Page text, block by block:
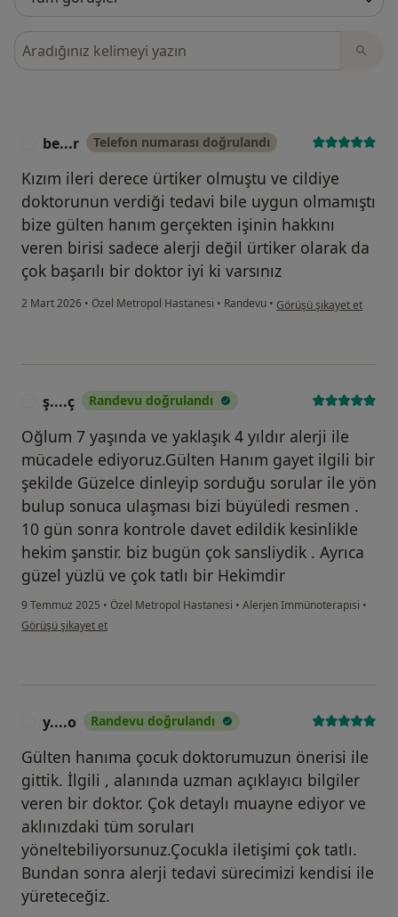
Görüşler içerisinde ara
be...r Telefon numarası doğrulandı
Kızım ileri derece ürtiker olmuştu ve cildiye
doktorunun verdiği tedavi bile uygun olmamıştı
bize gülten hanım gerçekten işinin hakkını
veren birisi sadece alerji değil ürtiker olarak da
çok başarılı bir doktor iyi ki varsınız
2 Mart 2026 • Özel Metropol Hastanesi • Randevu • kullanıcının görüşüne
Görüşü şikayet et
ş....ç Randevu doğrulandı
Oğlum 7 yaşında ve yaklaşık 4 yıldır alerji ile
mücadele ediyoruz.Gülten Hanım gayet ilgili bir
şekilde Güzelce dinleyip sorduğu sorular ile yön
bulup sonuca ulaşması bizi büyüledi resmen .
10 gün sonra kontrole davet edildik kesinlikle
hekim şanstir. biz bugün çok sansliydik . Ayrıca
güzel yüzlü ve çok tatlı bir Hekimdir
9 Temmuz 2025 • Özel Metropol Hastanesi • Alerjen Immünoterapisi •
kullanıcının görüşüne göre ş....ç
Görüşü şikayet et
y....o Randevu doğrulandı
Gülten hanıma çocuk doktorumuzun önerisi ile
gittik. İlgili , alanında uzman açıklayıcı bilgiler
veren bir doktor. Çok detaylı muayne ediyor ve
aklınızdaki tüm soruları
yöneltebiliyorsunuz.Çocukla iletişimi çok tatlı.
Bundan sonra alerji tedavi sürecimizi kendisi ile
yüreteceğiz.